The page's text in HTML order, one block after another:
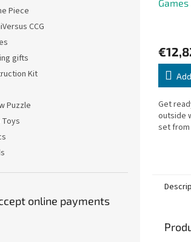
Piece
CCG
gifts
Kit
Puzzle
online payments
Get
outside
set from